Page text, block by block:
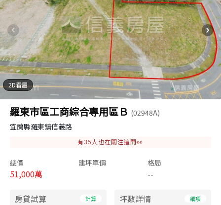
2D看屋
羅東市區工商綜合專用區Ｂ (02948A)
宜蘭縣羅東鎮信義路
有35 人也在關注這間👀
總價
51,000萬
建坪單價 格局
--
房貸試算 計算 坪數詳情 細項